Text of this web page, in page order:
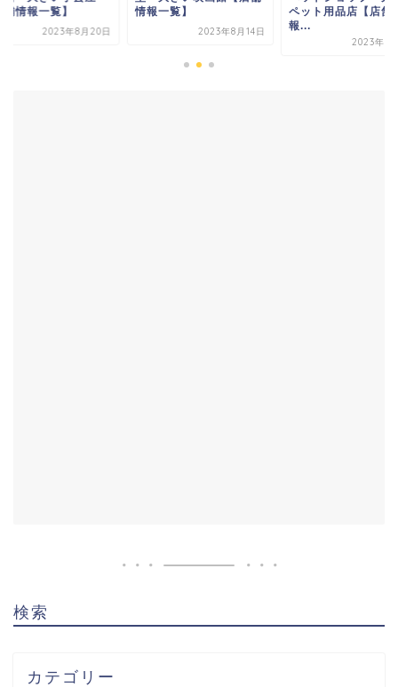
舗情報一覧】
2023年8月20日
情報一覧】
2023年8月14日
ペット用品店【店舗
報...
2023年7
検索
カテゴリー